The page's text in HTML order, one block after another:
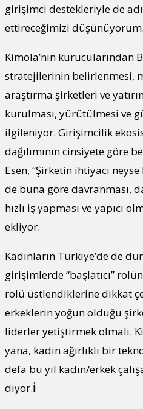
girişimci destekleriyle de
ettireceğimizi
Kimola’nın kurucularından
stratejilerinin belirlenmesi,
araştırma şirketleri ve
kurulması, yürütülmesi ve
ilgileniyor. Girişimcilik
dağılımının cinsiyete göre
Esen, “Şirketin ihtiyacı
de buna göre davranması,
hızlı iş yapması ve yapıcı
ekliyor.
Kadınların Türkiye’de de
girişimlerde “başlatıcı”
rolü üstlendiklerine dikkat
erkeklerin yoğun olduğu
liderler yetiştirmek olmalı.
yana, kadın ağırlıklı bir
defa bu yıl kadın/erkek
diyor.İ